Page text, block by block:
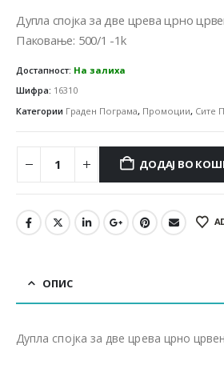
was:
130.00 ден.
is:
Дупла спојка за две црева црно
Паковање: 500/1 -1k
Достапност: На залиха
Шифра: 16310
Категории Граден Пограма, Промоции, Сите
ДОДАЈ ВО
ОПИС
Дупла спојка за две црева црно